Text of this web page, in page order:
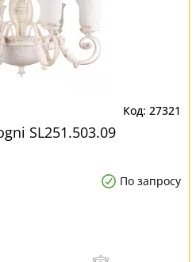
27321
SL251.503.09
По запросу